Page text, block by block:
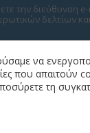
την διεύθυνση
δελτίων
SOCIAL
να
που απαιτούν
τη